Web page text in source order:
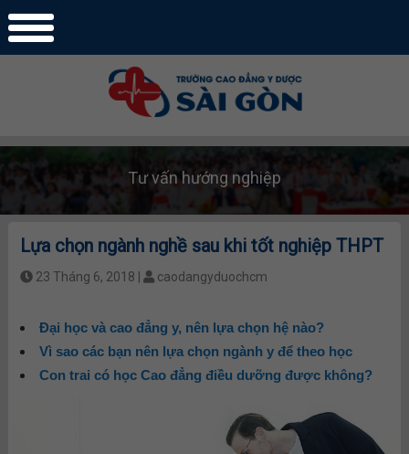
Tư vấn hướng nghiệp
Lựa chọn ngành nghề sau khi tốt nghiệp THPT
23 Tháng 6, 2018 | caodangyduochcm
Đại học và cao đẳng y, nên lựa chọn hệ nào?
Vì sao các bạn nên lựa chọn ngành y để theo học
Con trai có học Cao đẳng điều dưỡng được không?